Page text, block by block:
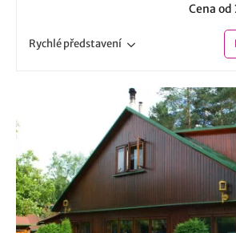
Cena od
Rychlépředstavení